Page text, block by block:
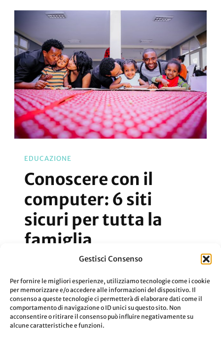
Gestisci Consenso
Per fornire le migliori esperienze, utilizziamo tecnologie come i cookie
per memorizzare e/o accedere alle informazioni del dispositivo. Il
consenso a queste tecnologie ci permetterà di elaborare dati come il
comportamento di navigazione o ID unici su questo sito. Non
acconsentire o ritirare il consenso può influire negativamente su
alcune caratteristiche e funzioni.
EDUCAZIONE
Conoscere con il
computer: 6 siti
sicuri per tutta la
famiglia
la famiglia.
Aggiornato Il 16 Marzo 2021 Leggi